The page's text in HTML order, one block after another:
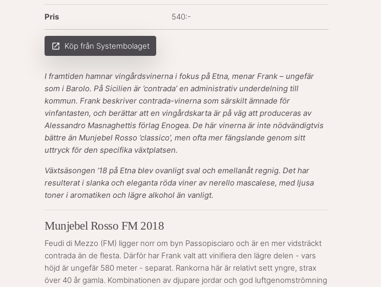
Pris 540:-
launch Köp från Systembolaget
I framtiden hamnar vingårdsvinerna i fokus på Etna, menar Frank – ungefär
som i Barolo. På Sicilien är ’contrada’en administrativ underdelning till
kommun. Frank beskriver contrada-vinerna som särskilt ämnade för
vinfantasten, och berättar att en vingårdskarta är på väg att produceras av
Alessandro Masnaghettis förlag Enogea. De här vinerna är inte nödvändigtvis
bättre än Munjebel Rosso ’classico’, men ofta mer fängslande genom sitt
uttryck för den specifika växtplatsen.
Växtsäsongen ‘18 på Etna blev ovanligt sval och emellanåt regnig. Det har
resulterat i slanka och eleganta röda viner av nerello mascalese, med ljusa
toner i aromatiken och lägre alkohol än vanligt.
Munjebel Rosso FM 2018
Feudi di Mezzo (FM) ligger norr om byn Passopisciaro och är en mer vidsträckt
contrada än de flesta. Därför har Frank valt att vinifiera den lägre delen - vars
höjd är ungefär 580 meter - separat. Rankorna här är relativt sett yngre, strax
över 40 år gamla. Kombinationen av djupare jordar och god luftgenomströmning